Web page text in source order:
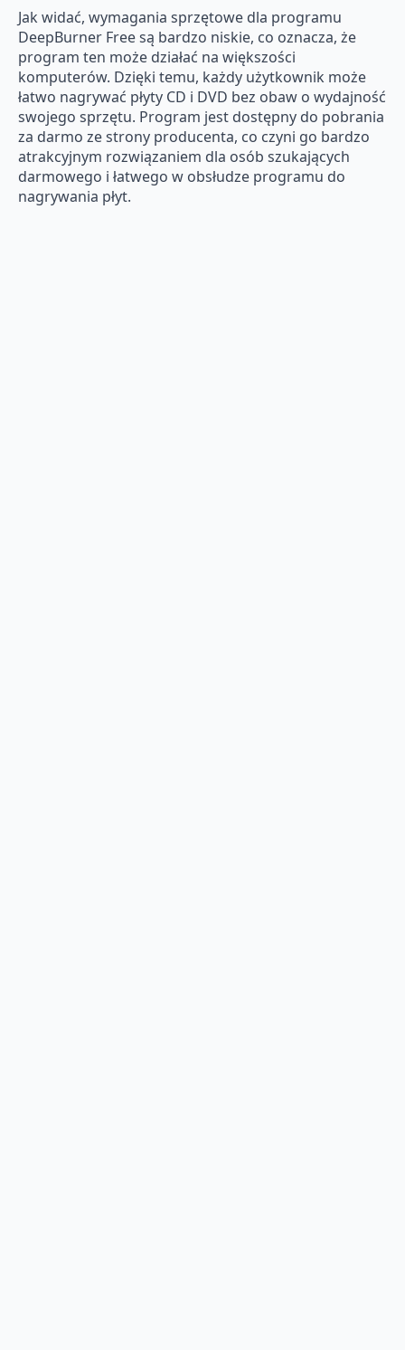
Jak widać, wymagania sprzętowe dla programu
DeepBurner Free są bardzo niskie, co oznacza, że
program ten może działać na większości
komputerów. Dzięki temu, każdy użytkownik może
łatwo nagrywać płyty CD i DVD bez obaw o wydajność
swojego sprzętu. Program jest dostępny do pobrania
za darmo ze strony producenta, co czyni go bardzo
atrakcyjnym rozwiązaniem dla osób szukających
darmowego i łatwego w obsłudze programu do
nagrywania płyt.